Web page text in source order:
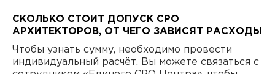
СКОЛЬКО СТОИТ ДОПУСК СРО
АРХИТЕКТОРОВ, ОТ ЧЕГО ЗАВИСЯТ РАСХОДЫ
Чтобы узнать сумму, необходимо провести
индивидуальный расчёт. Вы можете связаться с